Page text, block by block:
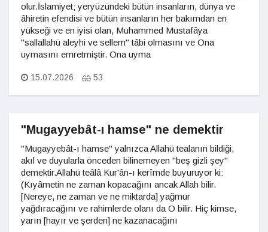
olur.İslamiyet; yeryüzündeki bütün insanların, dünya ve
âhiretin efendisi ve bütün insanların her bakımdan en
yükseği ve en iyisi olan, Muhammed Mustafâya
"sallallahü aleyhi ve sellem" tâbi olmasını ve Ona
uymasını emretmiştir. Ona uyma
15.07.2026 53
"Mugayyebât-ı hamse" ne demektir
"Mugayyebât-ı hamse" yalnızca Allahü tealanın bildiği,
akıl ve duyularla önceden bilinemeyen "beş gizli şey"
demektir.Allahü teâlâ Kur'ân-ı kerîmde buyuruyor ki:
(Kıyâmetin ne zaman kopacağını ancak Allah bilir.
[Nereye, ne zaman ve ne miktarda] yağmur
yağdıracağını ve rahimlerde olanı da O bilir. Hiç kimse,
yarın [hayır ve şerden] ne kazanacağını